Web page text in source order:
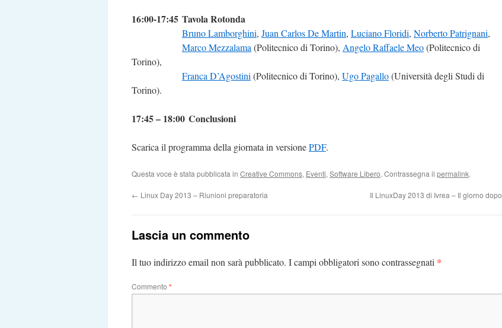
16:00-17:45 Tavola Rotonda
Bruno Lamborghini, Juan Carlos De Martin, Luciano Floridi, Norberto Patrignani,
Marco Mezzalama (Politecnico di Torino), Angelo Raffaele Meo(Politecnico di
Torino),
Franca D’Agostini (Politecnico di Torino), Ugo Pagallo(Università degli Studi di
Torino).
17:45 – 18:00 Conclusioni
Scarica il programma della giornata in versionePDF.
Questa voce è stata pubblicata in Creative Commons, Eventi, Software Libero. Contrassegna il permalink.
← Linux Day 2013 – Riunioni preparatoria Il LinuxDay 2013 di Ivrea – Il giorno dopo
Lascia un commento
Il tuo indirizzo email non sarà pubblicato. I campi obbligatori sono contrassegnati *
Commento *